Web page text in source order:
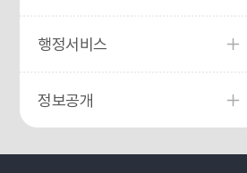
행정서비스
정보공개